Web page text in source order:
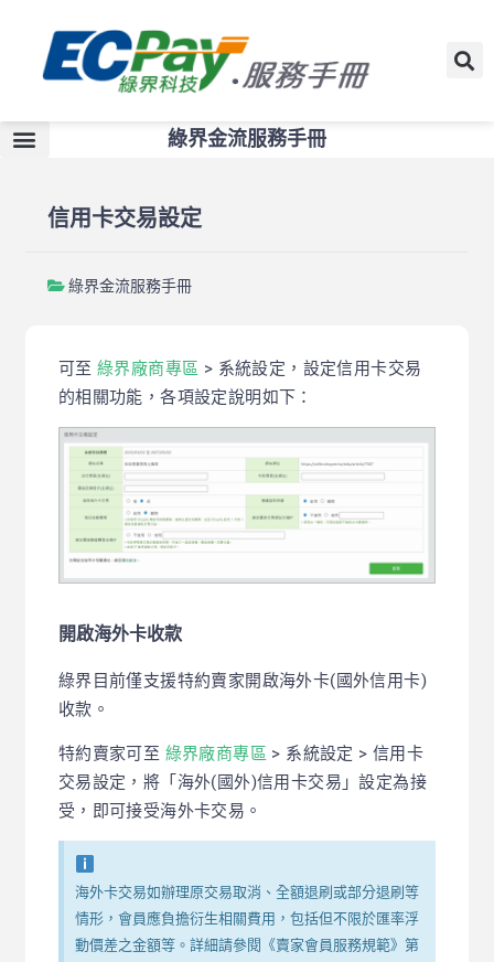
綠界金流服務手冊
信用卡交易設定
綠界金流服務手冊
可至綠界廠商專區 > 系統設定，設定信用卡交易
的相關功能，各項設定說明如下：
開啟海外卡收款
綠界目前僅支援特約賣家開啟海外卡(國外信用卡)
收款。
特約賣家可至 綠界廠商專區 > 系統設定 > 信用卡
交易設定，將「海外(國外)信用卡交易」設定為接
受，即可接受海外卡交易。
海外卡交易如辦理原交易取消、全額退刷或部分退刷等
情形，會員應負擔衍生相關費用，包括但不限於匯率浮
動價差之金額等。詳細請參閱《賣家會員服務規範》第